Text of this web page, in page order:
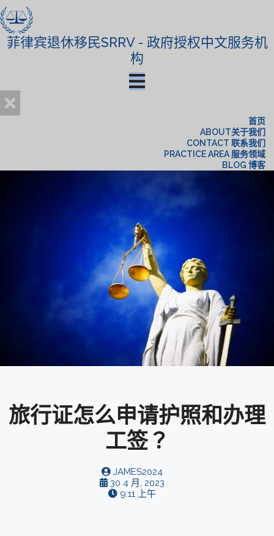
菲律宾退休移民SRRV - 政府授权中文服务机
构
首页
ABOUT关于我们
CONTACT 联系我们
PRACTICE AREA 服务领域
BLOG 博客
旅行证怎么申请护照和办理
工签？
JAMES2024
30 4 月, 2023
9:11 上午